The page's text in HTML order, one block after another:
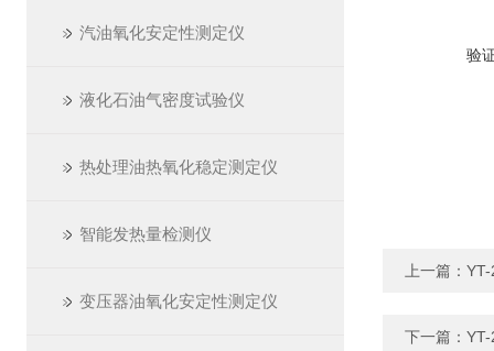
汽油氧化安定性测定仪
液化石油气密度试验仪
热处理油热氧化稳定测定仪
智能发热量检测仪
变压器油氧化安定性测定仪
验
上一篇：
下一篇：